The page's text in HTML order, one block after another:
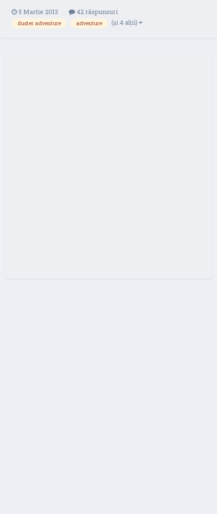
5 Martie 2013
42 răspunsuri
duster adventure adventure (și 4 alții)